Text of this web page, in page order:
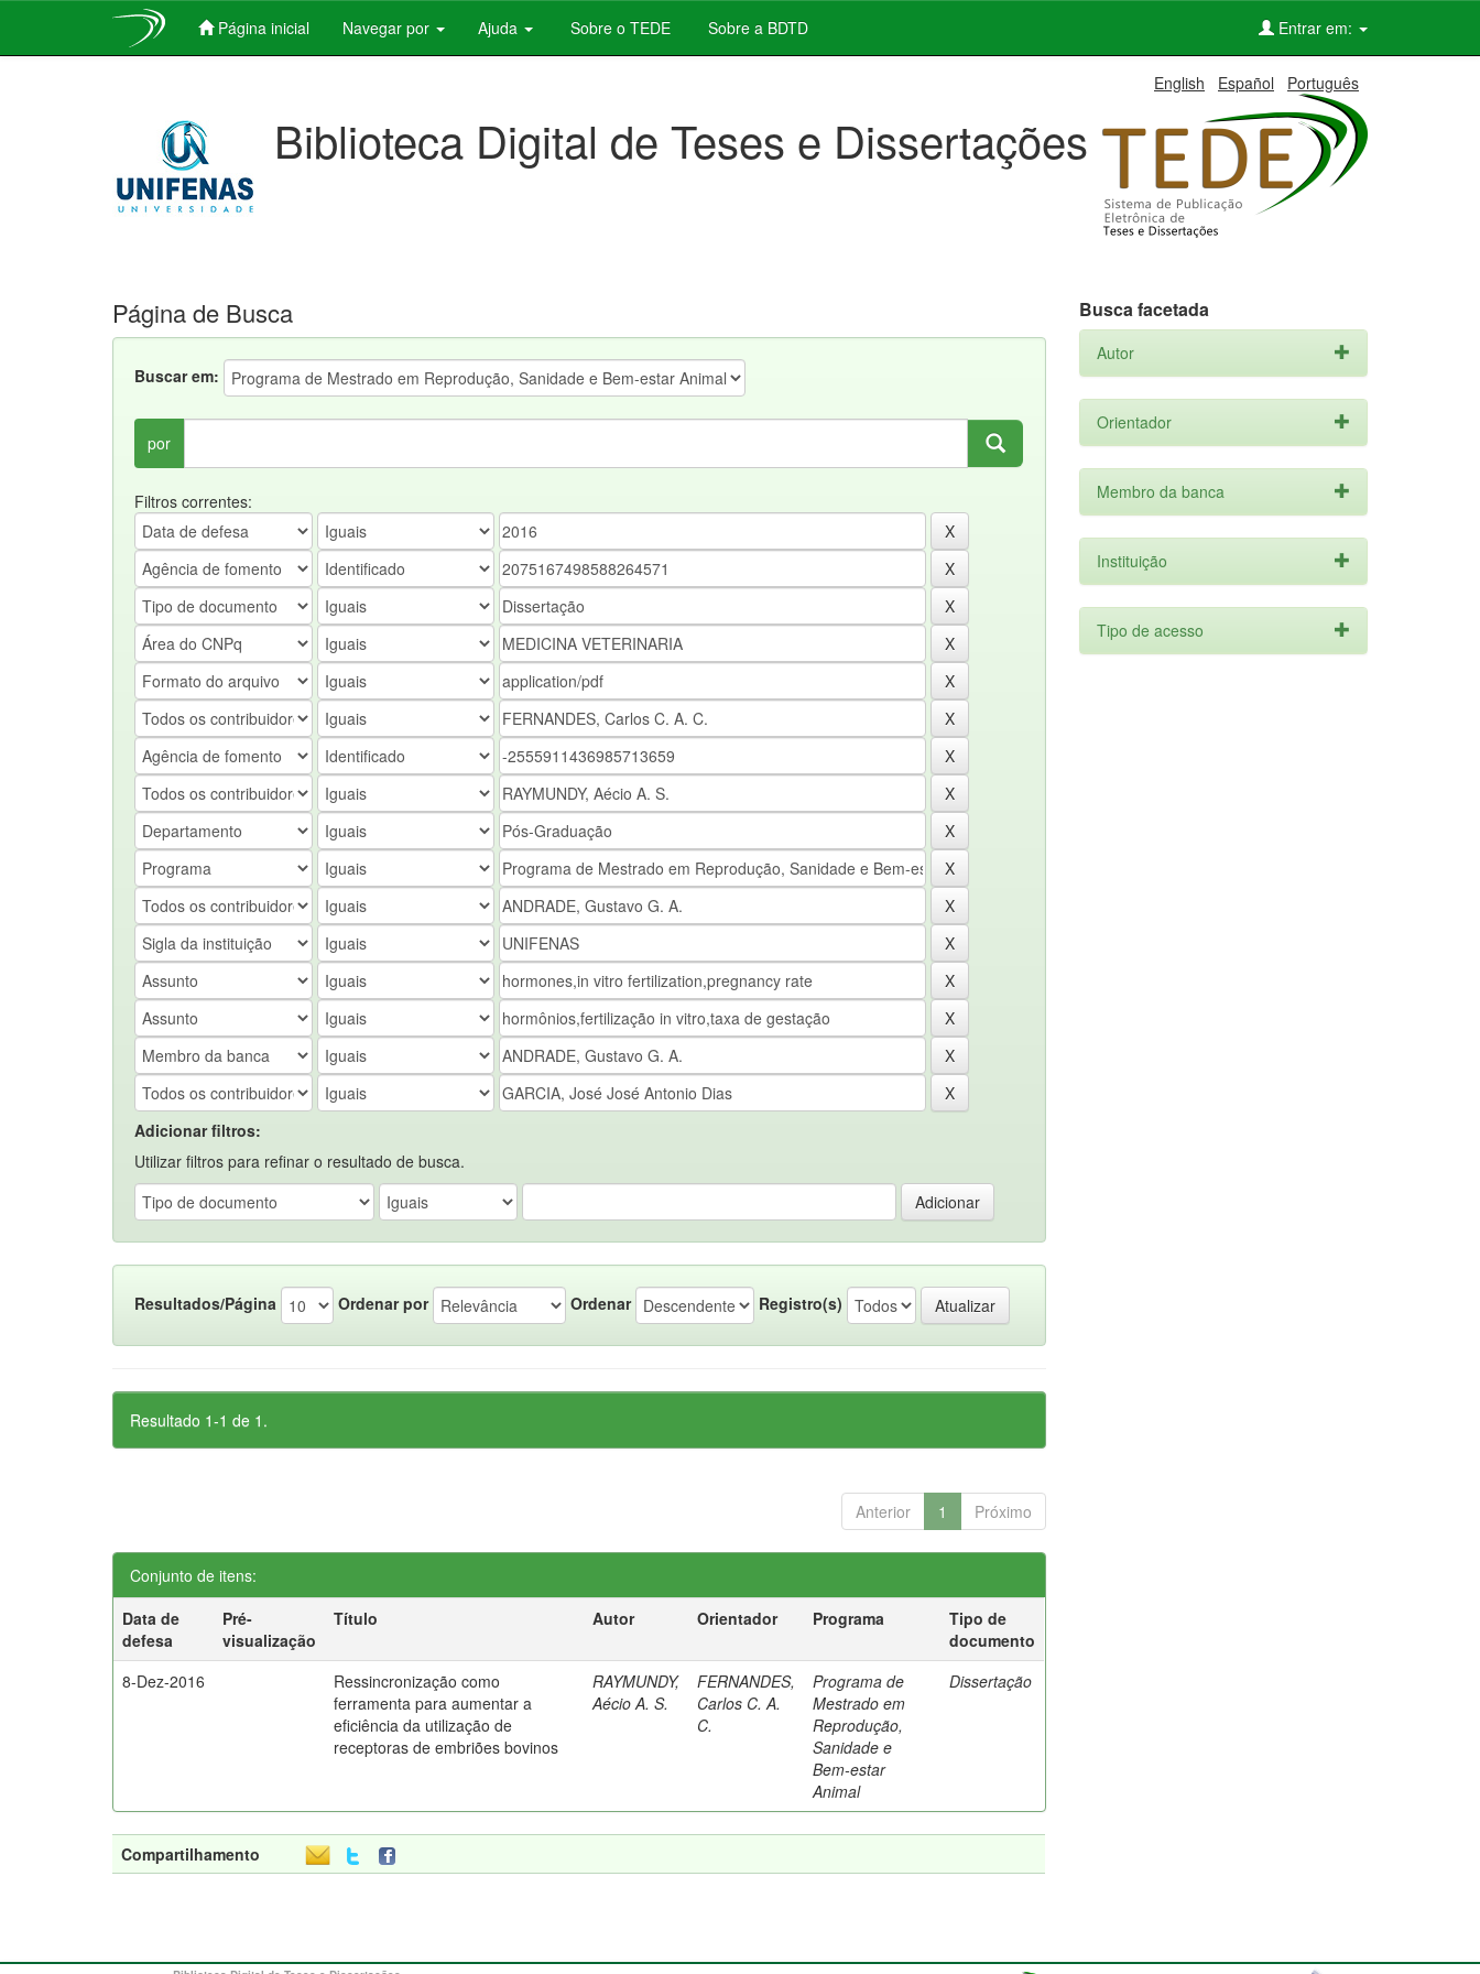
Página inicial Navegar por Ajuda Sobre o TEDE Sobre a BDTD Entrar em:
English Español Português
Biblioteca Digital de Teses e Dissertações
Página de Busca
Buscar em:
por
Filtros correntes:
Adicionar filtros:
Utilizar filtros para refinar o resultado de busca.
Resultados/Página Ordenar por Ordenar Registro(s)
Resultado 1-1 de 1.
Anterior 1 Próximo
Conjunto de itens:
Data de
defesa
Pré-
visualização
Título Autor Orientador Programa
Tipo de
documento
8-Dez-2016
Ressincronização como
ferramenta para aumentar a
eficiência da utilização de
receptoras de embriões bovinos
RAYMUNDY,
Aécio A. S.
FERNANDES,
Carlos C. A.
C.
Programa de
Mestrado em
Reprodução,
Sanidade e
Bem-estar
Animal
Dissertação
Compartilhamento
Busca facetada
Autor
Orientador
Membro da banca
Instituição
Tipo de acesso